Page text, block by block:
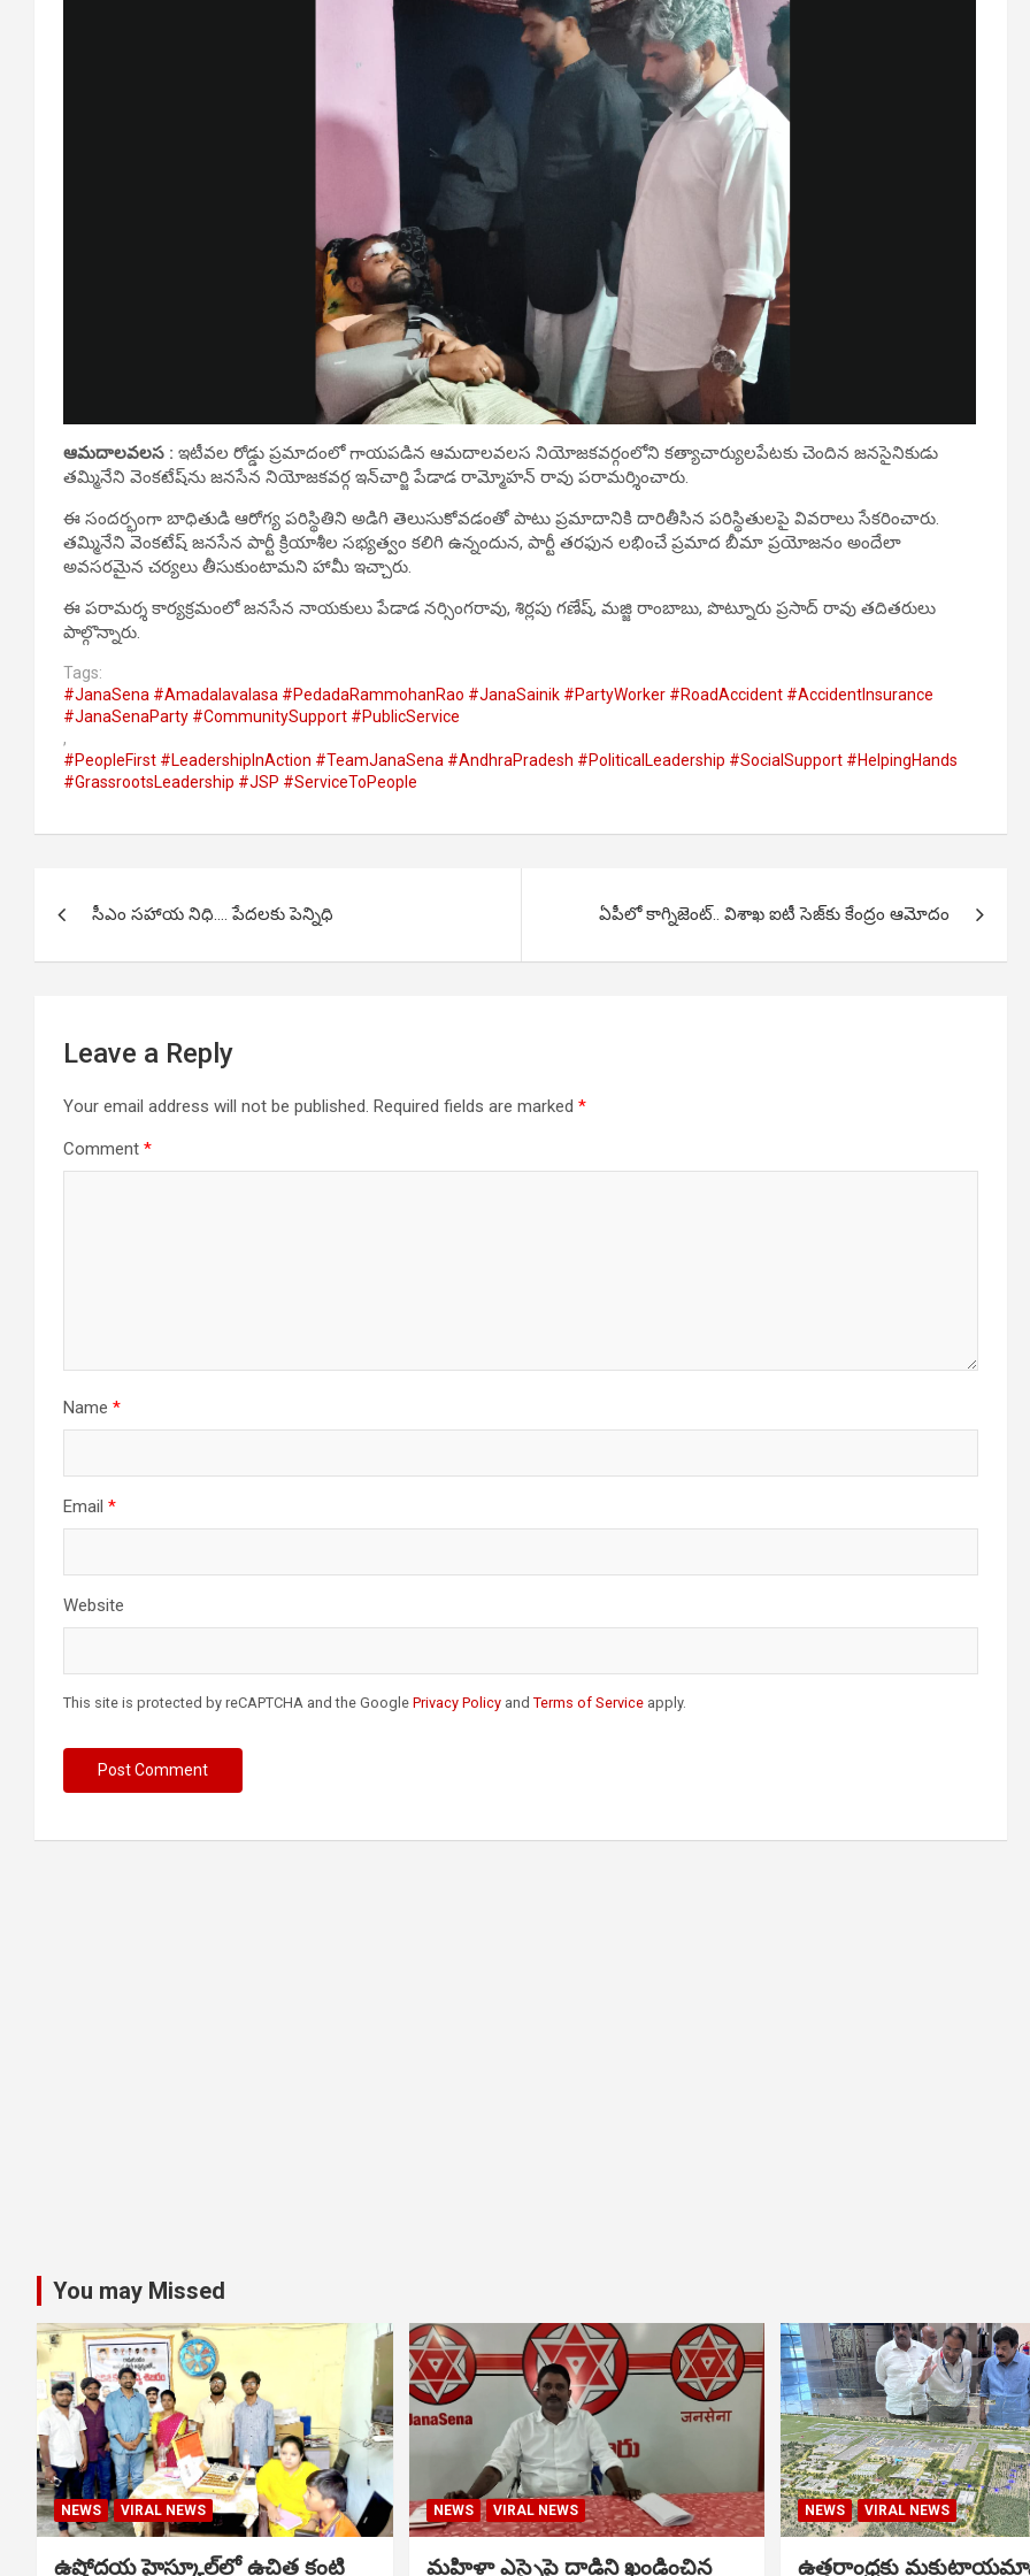
ఆమదాలవలస : ఇటీవల రోడ్డు ప్రమాదంలో గాయపడిన ఆమదాలవలస నియోజకవర్గంలోని కత్యాచార్యులపేటకు చెందిన జనసైనికుడు
తమ్మినేని వెంకటేష్‌ను జనసేన నియోజకవర్గ ఇన్‌చార్జి పేడాడ రామ్మోహన్ రావు పరామర్శించారు.
ఈ సందర్భంగా బాధితుడి ఆరోగ్య పరిస్థితిని అడిగి తెలుసుకోవడంతో పాటు ప్రమాదానికి దారితీసిన పరిస్థితులపై వివరాలు సేకరించారు.
తమ్మినేని వెంకటేష్ జనసేన పార్టీ క్రియాశీల సభ్యత్వం కలిగి ఉన్నందున, పార్టీ తరఫున లభించే ప్రమాద బీమా ప్రయోజనం అందేలా
అవసరమైన చర్యలు తీసుకుంటామని హామీ ఇచ్చారు.
ఈ పరామర్శ కార్యక్రమంలో జనసేన నాయకులు పేడాడ నర్సింగరావు, శిర్లపు గణేష్, మజ్జి రాంబాబు, పొట్నూరు ప్రసాద్ రావు తదితరులు
పాల్గొన్నారు.
Tags:
#JanaSena #Amadalavalasa #PedadaRammohanRao #JanaSainik #PartyWorker #RoadAccident #AccidentInsurance
#JanaSenaParty #CommunitySupport #PublicService
,
#PeopleFirst #LeadershipInAction #TeamJanaSena #AndhraPradesh #PoliticalLeadership #SocialSupport #HelpingHands
#GrassrootsLeadership #JSP #ServiceToPeople
సీఎం సహాయ నిధి…. పేదలకు పెన్నిధి ఏపీలో కాగ్నిజెంట్.. విశాఖ ఐటీ సెజ్‌కు కేంద్రం ఆమోదం
Leave a Reply
Your email address will not be published. Required fields are marked *
Comment *
Name *
Email *
Website
This site is protected by reCAPTCHA and the Google Privacy Policy and Terms of Service apply.
You may Missed
NEWS VIRAL NEWS
ఉషోదయ హైస్కూల్‌లో ఉచిత కంటి
NEWS VIRAL NEWS
మహిళా ఎస్సైపై దాడిని ఖండించిన
NEWS VIRAL NEWS
ఉత్తరాంధ్రకు